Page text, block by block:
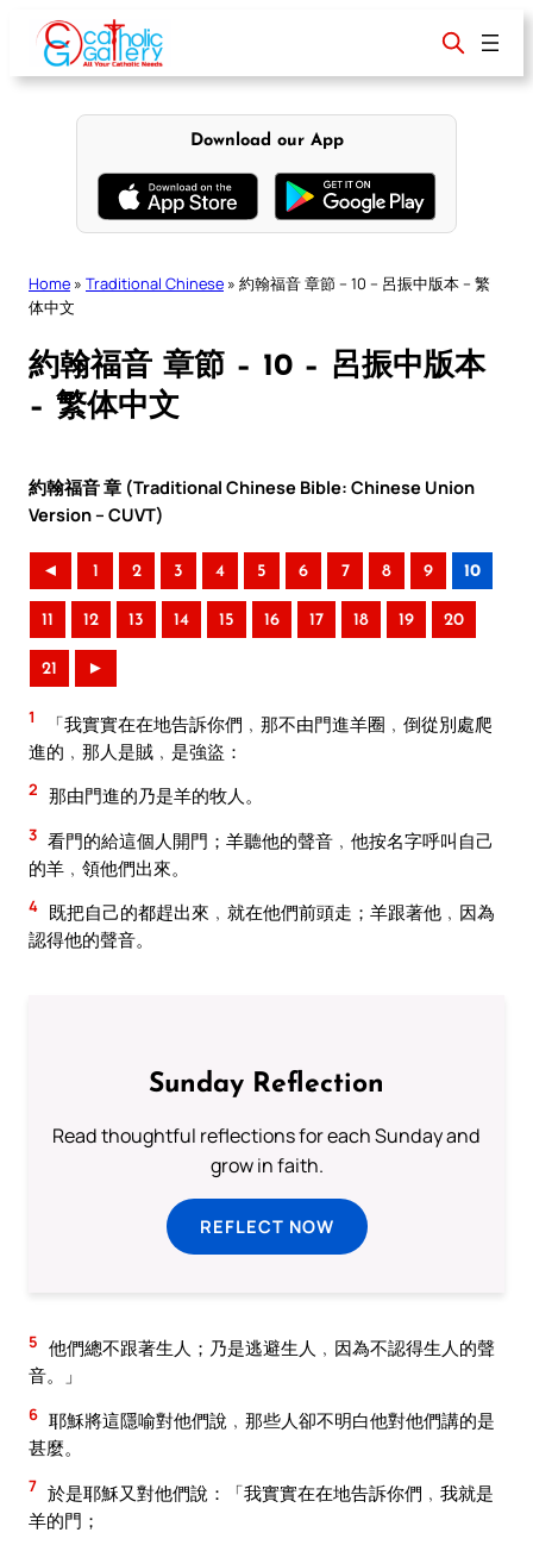
content
Download our App
Home » Traditional Chinese » 約翰福音 章節 – 10 – 呂振中版本 – 繁
体中文
約翰福音 章節 – 10 – 呂振中版本
– 繁体中文
約翰福音 章 (Traditional Chinese Bible: Chinese Union
Version – CUVT)
◄ 1 2 3 4 5 6 7 8 9 10
11 12 13 14 15 16 17 18 19 20
21 ►
1
「我實實在在地告訴你們﹐那不由門進羊圈﹐倒從別處爬
進的﹐那人是賊﹐是強盜：
2 那由門進的乃是羊的牧人。
3 看門的給這個人開門；羊聽他的聲音﹐他按名字呼叫自己
的羊﹐領他們出來。
4 既把自己的都趕出來﹐就在他們前頭走；羊跟著他﹐因為
認得他的聲音。
Sunday Reflection
Read thoughtful reflections for each Sunday and
grow in faith.
REFLECT NOW
5 他們總不跟著生人；乃是逃避生人﹐因為不認得生人的聲
音。」
6 耶穌將這隱喻對他們說﹐那些人卻不明白他對他們講的是
甚麼。
7 於是耶穌又對他們說：「我實實在在地告訴你們﹐我就是
羊的門；